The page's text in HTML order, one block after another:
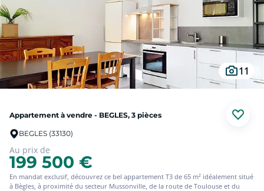
Vous disposez d'une place de stationnement.
Une visite s'impose ! (5.67 % d'honoraires TTC à la charge de l'acquéreur.)
11
Appartement à vendre - BEGLES, 3 pièces
BEGLES (33130)
Au prix de
199 500 €
En mandat exclusif, découvrez ce bel appartement T3 de 65 m² idéalement situé
à Bègles, à proximité du secteur Mussonville, de la route de Toulouse et du